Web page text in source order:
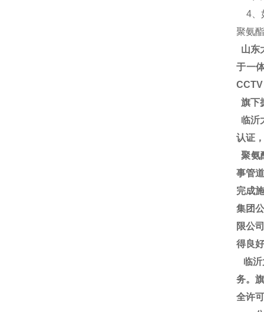
4、
聚氨
山东
于一
旗下
临沂
认证
聚氨
事管
完成
集团
限公
得良
临沂
务。
全许